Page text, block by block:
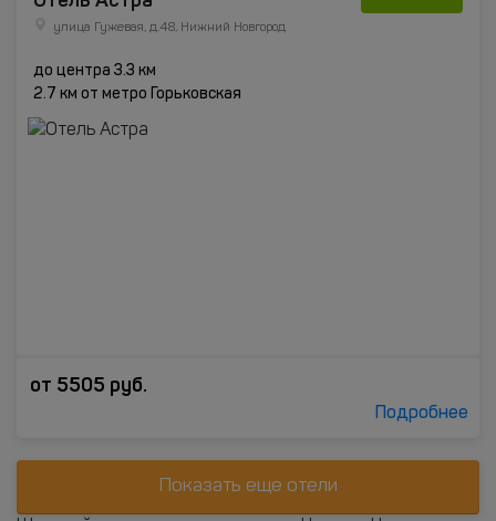
улица Гужевая, д.48, Нижний Новгород
до центра 3.3 км
2.7 км от метро Горьковская
от 5505 руб.
Подробнее
Показать еще отели